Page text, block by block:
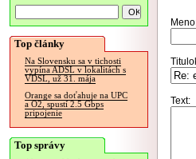
Top články
Na Slovensku sa v tichosti
vypína ADSL v lokalitách s
VDSL, už 31. mája
Orange sa doťahuje na UPC
a O2, spustí 2.5 Gbps
pripojenie
Top správy
Text: